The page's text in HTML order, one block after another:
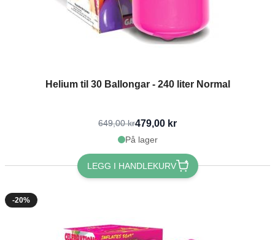
Helium til 30 Ballongar - 240 liter Normal
649,00 kr479,00 kr
På lager
LEGG I HANDLEKURV
-20%